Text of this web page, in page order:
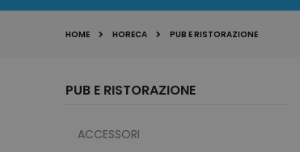
HOME HORECA PUB E RISTORAZIONE
PUB E RISTORAZIONE
ACCESSORI